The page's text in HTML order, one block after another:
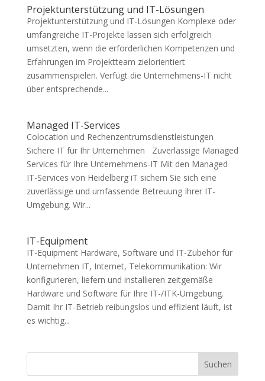
Projektunterstützung und IT-Lösungen
Projektunterstützung und IT-Lösungen Komplexe oder
umfangreiche IT-Projekte lassen sich erfolgreich
umsetzten, wenn die erforderlichen Kompetenzen und
Erfahrungen im Projektteam zielorientiert
zusammenspielen. Verfügt die Unternehmens-IT nicht
über entsprechende...
Managed IT-Services
Colocation und Rechenzentrumsdienstleistungen
Sichere IT für Ihr Unternehmen Zuverlässige Managed
Services für Ihre Unternehmens-IT Mit den Managed
IT-Services von Heidelberg iT sichern Sie sich eine
zuverlässige und umfassende Betreuung Ihrer IT-
Umgebung. Wir...
IT-Equipment
IT-Equipment Hardware, Software und IT-Zubehör für
Unternehmen IT, Internet, Telekommunikation: Wir
konfigurieren, liefern und installieren zeitgemäße
Hardware und Software für Ihre IT-/ITK-Umgebung.
Damit Ihr IT-Betrieb reibungslos und effizient läuft, ist
es wichtig...
Suchen